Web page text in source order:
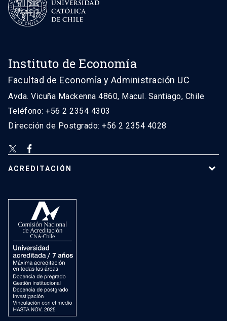
Instituto de Economía
Facultad de Economía y Administración UC
Avda. Vicuña Mackenna 4860, Macul. Santiago, Chile
Teléfono: +56 2 2354 4303
Dirección de Postgrado: +56 2 2354 4028
ACREDITACIÓN